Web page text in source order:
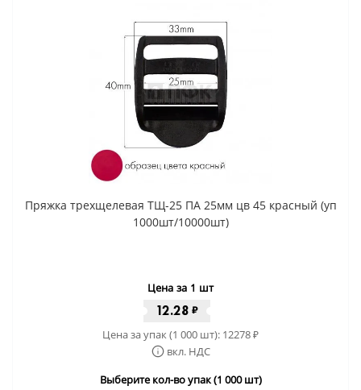
Пряжка трехщелевая ТЩ-25 ПА 25мм цв 45 красный (уп
1000шт/10000шт)
Цена за 1 шт
12.28 ₽
Цена за упак (1 000 шт): 12278₽
вкл. НДС
Выберите кол-во упак (1 000 шт)